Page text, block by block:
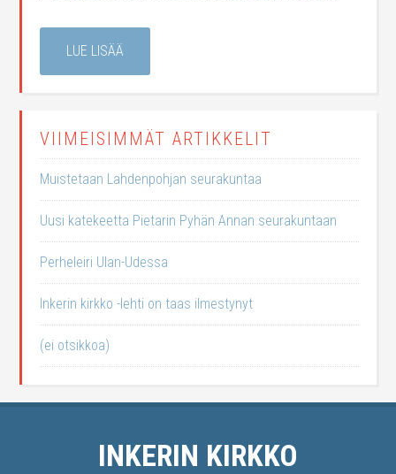
LUE LISÄÄ
VIIMEISIMMÄT ARTIKKELIT
Muistetaan Lahdenpohjan seurakuntaa
Uusi katekeetta Pietarin Pyhän Annan seurakuntaan
Perheleiri Ulan-Udessa
Inkerin kirkko -lehti on taas ilmestynyt
(ei otsikkoa)
INKERIN KIRKKO